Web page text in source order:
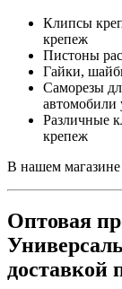
Клипсы
крепеж
Пистоны
Гайки,
Саморезы
автомобили
Различные
крепеж
В нашем магазине
Оптовая
доставкой